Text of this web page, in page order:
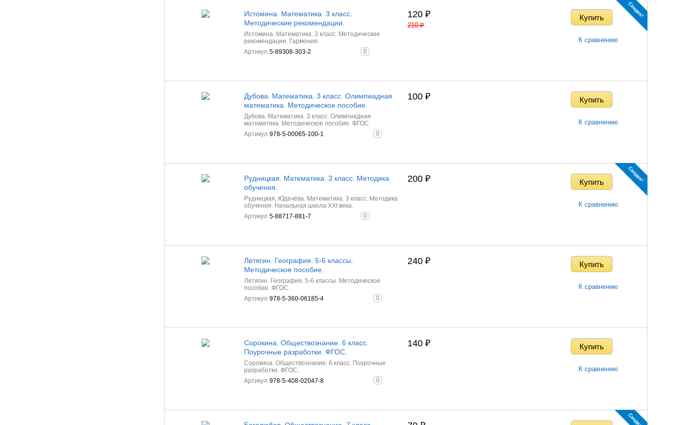
Скидка!
Истомина. Математика. 3 класс.
Методические рекомендации.
Истомина. Математика. 3 класс. Методические
рекомендации. Гармония.
Артикул 5-89308-303-2 0
120 ₽
210₽
К сравнению
Дубова. Математика. 3 класс. Олимпиадная
математика. Методическое пособие.
Дубова. Математика. 3 класс. Олимпиадная
математика. Методическое пособие. ФГОС.
Артикул 978-5-00065-100-1 0
100 ₽
К сравнению
Скидка!
Рудницкая. Математика. 3 класс. Методика
обучения.
Рудницкая, Юдачёва. Математика. 3 класс. Методика
обучения. Начальная школа XXI века.
Артикул 5-88717-881-7 0
200 ₽
К сравнению
Летягин. География. 5-6 классы.
Методическое пособие.
Летягин. География. 5-6 классы. Методическое
пособие. ФГОС.
Артикул 978-5-360-06185-4 0
240 ₽
К сравнению
Сорокина. Обществознание. 6 класс.
Поурочные разработки. ФГОС.
Сорокина. Обществознание. 6 класс. Поурочные
разработки. ФГОС.
Артикул 978-5-408-02047-8 0
140 ₽
К сравнению
Скидка!